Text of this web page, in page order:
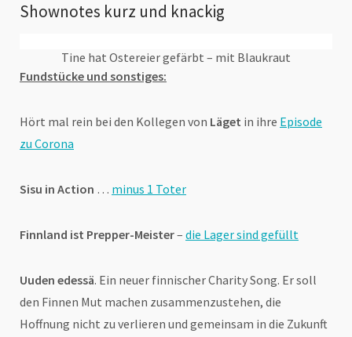
Shownotes kurz und knackig
Tine hat Ostereier gefärbt – mit Blaukraut
Fundstücke und sonstiges:
Hört mal rein bei den Kollegen von Läget in ihre Episode
zu Corona
Sisu in Action … minus 1 Toter
Finnland ist Prepper-Meister– die Lager sind gefüllt
Uuden edessä. Ein neuer finnischer Charity Song. Er soll
den Finnen Mut machen zusammenzustehen, die
Hoffnung nicht zu verlieren und gemeinsam in die Zukunft